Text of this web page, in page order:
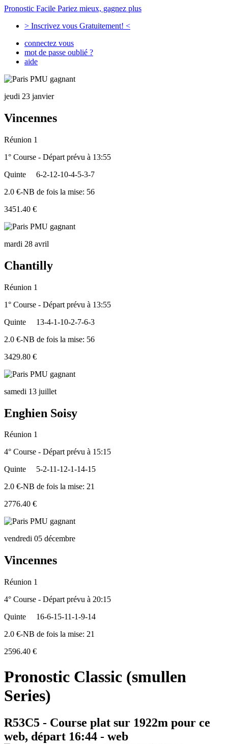
Pronostic Facile Pariez mieux, gagnez plus
> Inscrivez vous Gratuitement! <
connectez vous
mot de passe oublié ?
aide
jeudi 23 janvier
Vincennes
Réunion 1
1° Course - Départ prévu à 13:55
Quinte
6-2-12-10-4-5-3-7
2.0 €-NB de fois la mise: 56
3451.40 €
mardi 28 avril
Chantilly
Réunion 1
1° Course - Départ prévu à 13:55
Quinte
13-4-1-10-2-7-6-3
2.0 €-NB de fois la mise: 56
3429.80 €
samedi 13 juillet
Enghien Soisy
Réunion 1
4° Course - Départ prévu à 15:15
Quinte
5-2-11-12-1-14-15
2.0 €-NB de fois la mise: 21
2776.40 €
vendredi 05 décembre
Vincennes
Réunion 1
4° Course - Départ prévu à 20:15
Quinte
16-6-15-11-1-9-14
2.0 €-NB de fois la mise: 21
2596.40 €
Pronostic Classic (smullen
Series)
R53C5 - Course plat sur 1922m pour ce
web, départ 16:44 - web